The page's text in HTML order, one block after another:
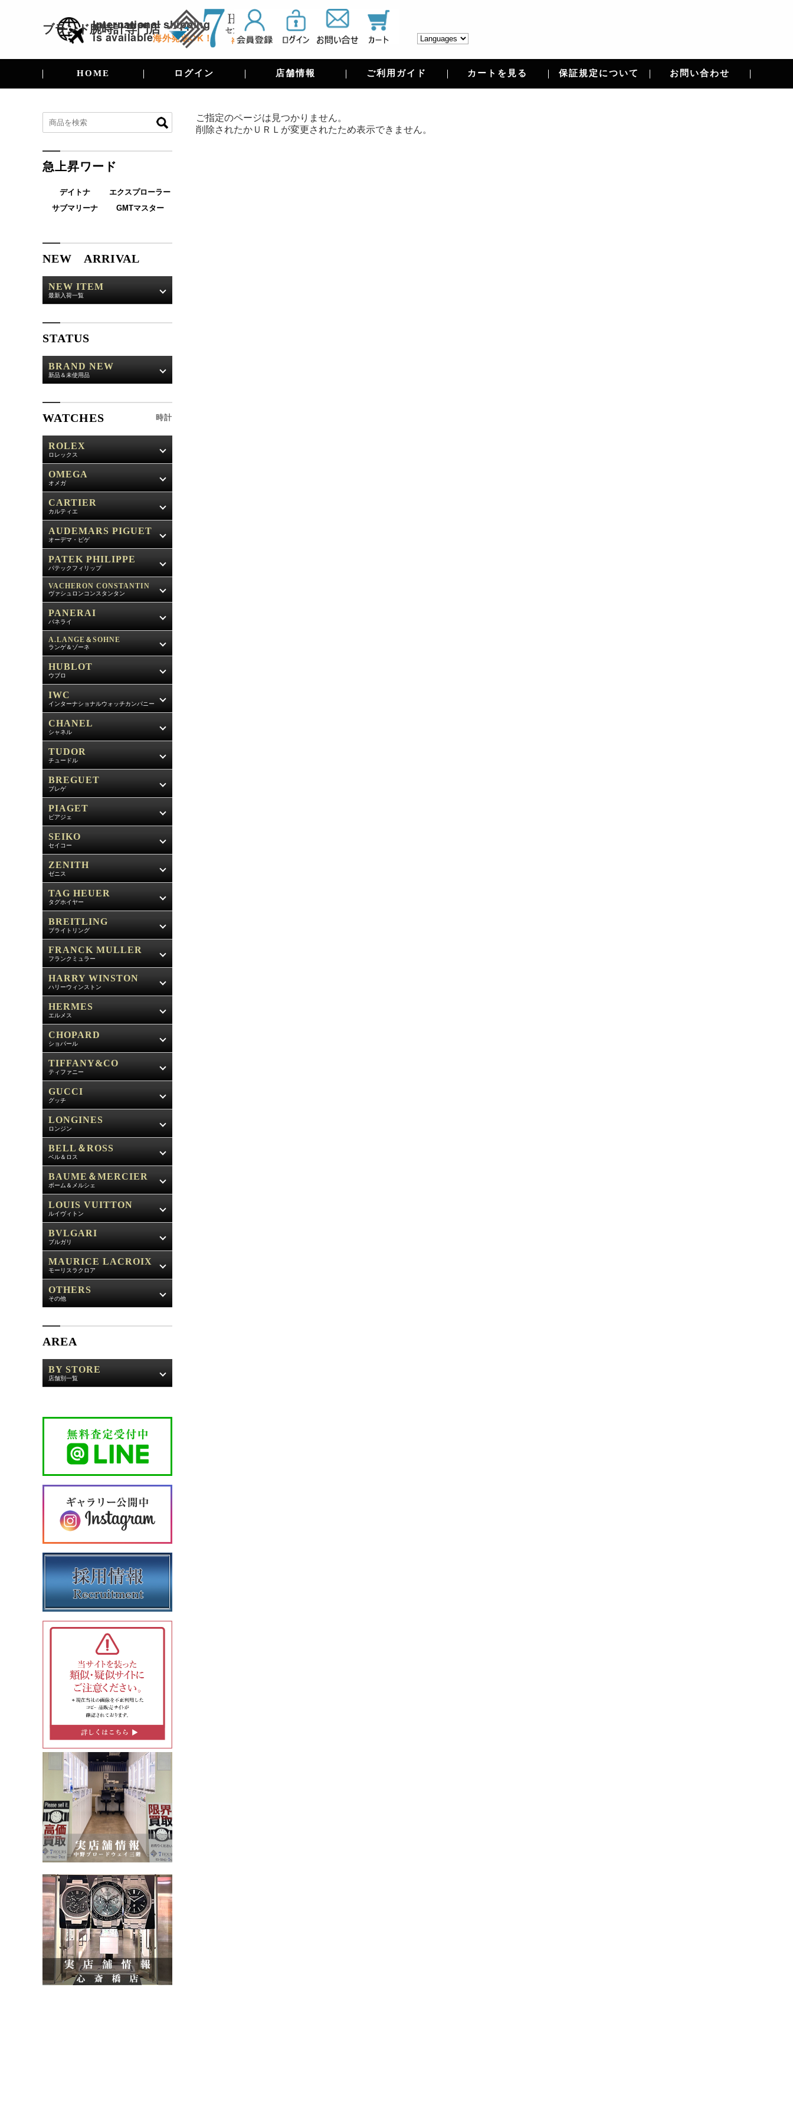
ブランド腕時計専門店
International shipping
is available海外発送OK！
HOME ログイン 店舗情報 ご利用ガイド カートを見る 保証規定について お問い合わせ
ご指定のページは見つかりません。
削除されたかＵＲＬが変更されたため表示できません。
急上昇ワード
デイトナ
エクスプローラー
サブマリーナ
GMTマスター
NEW ARRIVAL
NEW ITEM
最新入荷一覧
STATUS
BRAND NEW
新品＆未使用品
WATCHES 時計
ROLEX
ロレックス
OMEGA
オメガ
CARTIER
カルティエ
AUDEMARS PIGUET
オーデマ・ピゲ
PATEK PHILIPPE
パテックフィリップ
VACHERON CONSTANTIN
ヴァシュロンコンスタンタン
PANERAI
パネライ
A.LANGE＆SOHNE
ランゲ＆ゾーネ
HUBLOT
ウブロ
IWC
インターナショナルウォッチカンパニー
CHANEL
シャネル
TUDOR
チュードル
BREGUET
ブレゲ
PIAGET
ピアジェ
SEIKO
セイコー
ZENITH
ゼニス
TAG HEUER
タグホイヤー
BREITLING
ブライトリング
FRANCK MULLER
フランクミュラー
HARRY WINSTON
ハリーウィンストン
HERMES
エルメス
CHOPARD
ショパール
TIFFANY&CO
ティファニー
GUCCI
グッチ
LONGINES
ロンジン
BELL＆ROSS
ベル＆ロス
BAUME＆MERCIER
ボーム＆メルシェ
LOUIS VUITTON
ルイヴィトン
BVLGARI
ブルガリ
MAURICE LACROIX
モーリスラクロア
OTHERS
その他
AREA
BY STORE
店舗別一覧